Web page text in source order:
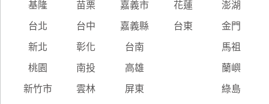
基隆 苗栗 嘉義市 花蓮 澎湖
台北 台中 嘉義縣 台東 金門
新北 彰化 台南 馬祖
桃園 南投 高雄 蘭嶼
新竹市 雲林 屏東 綠島